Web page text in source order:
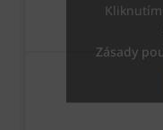
Zásady